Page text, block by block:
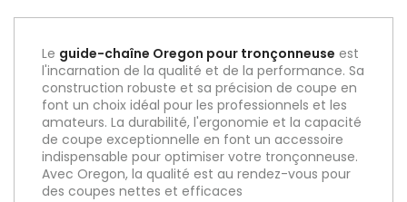
Le guide-chaîne Oregon pour tronçonneuse est
l'incarnation de la qualité et de la performance. Sa
construction robuste et sa précision de coupe en
font un choix idéal pour les professionnels et les
amateurs. La durabilité, l'ergonomie et la capacité
de coupe exceptionnelle en font un accessoire
indispensable pour optimiser votre tronçonneuse.
Avec Oregon, la qualité est au rendez-vous pour
des coupes nettes et efficaces